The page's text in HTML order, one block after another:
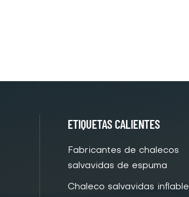
ETIQUETAS CALIENTES
Fabricantes de chalecos
salvavidas de espuma
Chaleco salvavidas inflable